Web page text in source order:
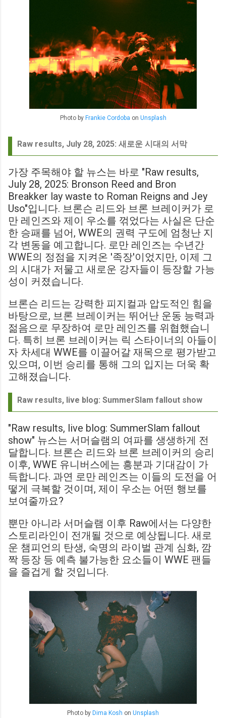
Photo by Frankie Cordoba on Unsplash
Raw results, July 28, 2025: 새로운 시대의 서막
가장 주목해야 할 뉴스는 바로 "Raw results,
July 28, 2025: Bronson Reed and Bron
Breakker lay waste to Roman Reigns and Jey
Uso"입니다. 브론슨 리드와 브론 브레이커가 로
만 레인즈와 제이 우소를 꺾었다는 사실은 단순
한 승패를 넘어, WWE의 권력 구도에 엄청난 지
각 변동을 예고합니다. 로만 레인즈는 수년간
WWE의 정점을 지켜온 '족장'이었지만, 이제 그
의 시대가 저물고 새로운 강자들이 등장할 가능
성이 커졌습니다.
브론슨 리드는 강력한 피지컬과 압도적인 힘을
바탕으로, 브론 브레이커는 뛰어난 운동 능력과
젊음으로 무장하여 로만 레인즈를 위협했습니
다. 특히 브론 브레이커는 릭 스타이너의 아들이
자 차세대 WWE를 이끌어갈 재목으로 평가받고
있으며, 이번 승리를 통해 그의 입지는 더욱 확
고해졌습니다.
Raw results, live blog: SummerSlam fallout show
"Raw results, live blog: SummerSlam fallout
show" 뉴스는 서머슬램의 여파를 생생하게 전
달합니다. 브론슨 리드와 브론 브레이커의 승리
이후, WWE 유니버스에는 흥분과 기대감이 가
득합니다. 과연 로만 레인즈는 이들의 도전을 어
떻게 극복할 것이며, 제이 우소는 어떤 행보를
보여줄까요?
뿐만 아니라 서머슬램 이후 Raw에서는 다양한
스토리라인이 전개될 것으로 예상됩니다. 새로
운 챔피언의 탄생, 숙명의 라이벌 관계 심화, 깜
짝 등장 등 예측 불가능한 요소들이 WWE 팬들
을 즐겁게 할 것입니다.
Photo by Dima Kosh on Unsplash